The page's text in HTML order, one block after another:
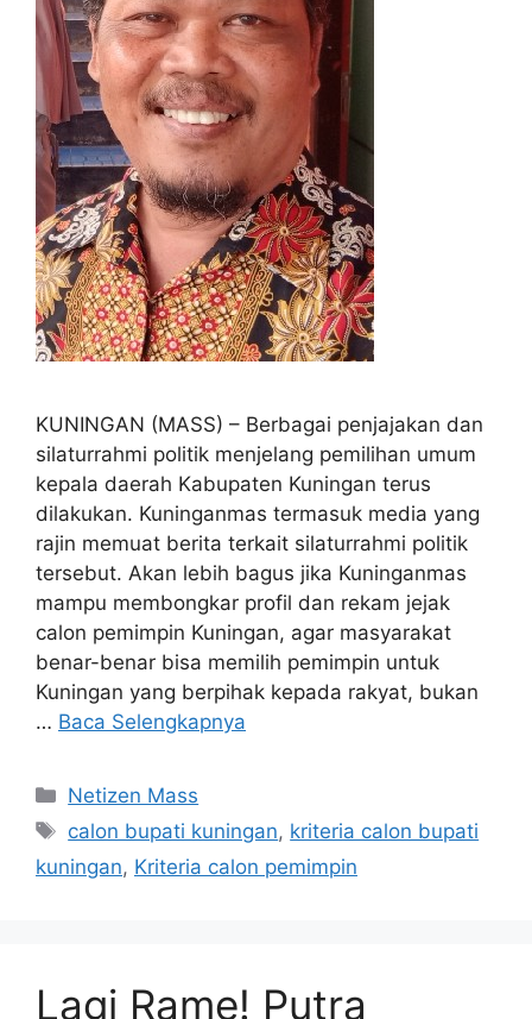
KUNINGAN (MASS) – Berbagai penjajakan dan
silaturrahmi politik menjelang pemilihan umum
kepala daerah Kabupaten Kuningan terus
dilakukan. Kuninganmas termasuk media yang
rajin memuat berita terkait silaturrahmi politik
tersebut. Akan lebih bagus jika Kuninganmas
mampu membongkar profil dan rekam jejak
calon pemimpin Kuningan, agar masyarakat
benar-benar bisa memilih pemimpin untuk
Kuningan yang berpihak kepada rakyat, bukan
… Baca Selengkapnya
Kategori
Netizen Mass
Tag
calon bupati kuningan, kriteria calon bupati
kuningan, Kriteria calon pemimpin
Lagi Rame! Putra